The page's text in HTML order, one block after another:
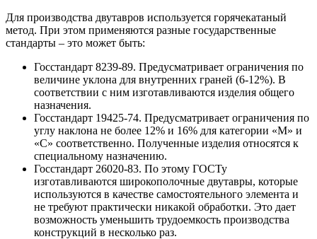
Для производства двутавров используется горячекатаный
метод. При этом применяются разные государственные
стандарты – это может быть:
Госстандарт 8239-89. Предусматривает ограничения по
величине уклона для внутренних граней (6-12%). В
соответствии с ним изготавливаются изделия общего
назначения.
Госстандарт 19425-74. Предусматривает ограничения по
углу наклона не более 12% и 16% для категории «М» и
«С» соответственно. Полученные изделия относятся к
специальному назначению.
Госстандарт 26020-83. По этому ГОСТу
изготавливаются широкополочные двутавры, которые
используются в качестве самостоятельного элемента и
не требуют практически никакой обработки. Это дает
возможность уменьшить трудоемкость производства
конструкций в несколько раз.